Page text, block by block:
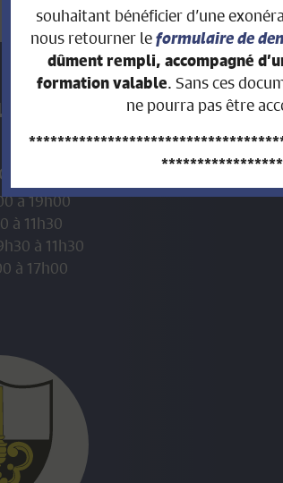
à 19h00
à 11h30
à 11h30
à 17h00
souhaitant bénéficier d’une
nous retourner leformulaire de
dûment rempli, accompagné
formation valable. Sans ces
ne pourra pas être
AVIS AUX
QUI ONT VENDU LEUR
pas la possibilité technique et
En effet, la Loi sur les impôts
propriétaire